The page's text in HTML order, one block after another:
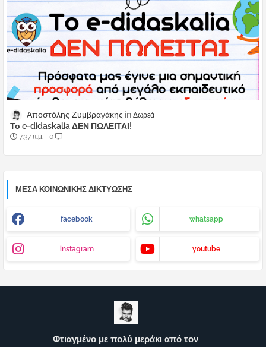
Αποστόλης Ζυμβραγάκης Δωρεά
Το e-didaskalia ΔΕΝ ΠΩΛΕΙΤΑΙ!
7:37 π.μ. 0
ΜΈΣΑ ΚΟΙΝΩΝΙΚΉΣ ΔΙΚΤΎΩΣΗΣ
facebook whatsapp
instagram youtube
Φτιαγμένο με πολύ μεράκι από τον